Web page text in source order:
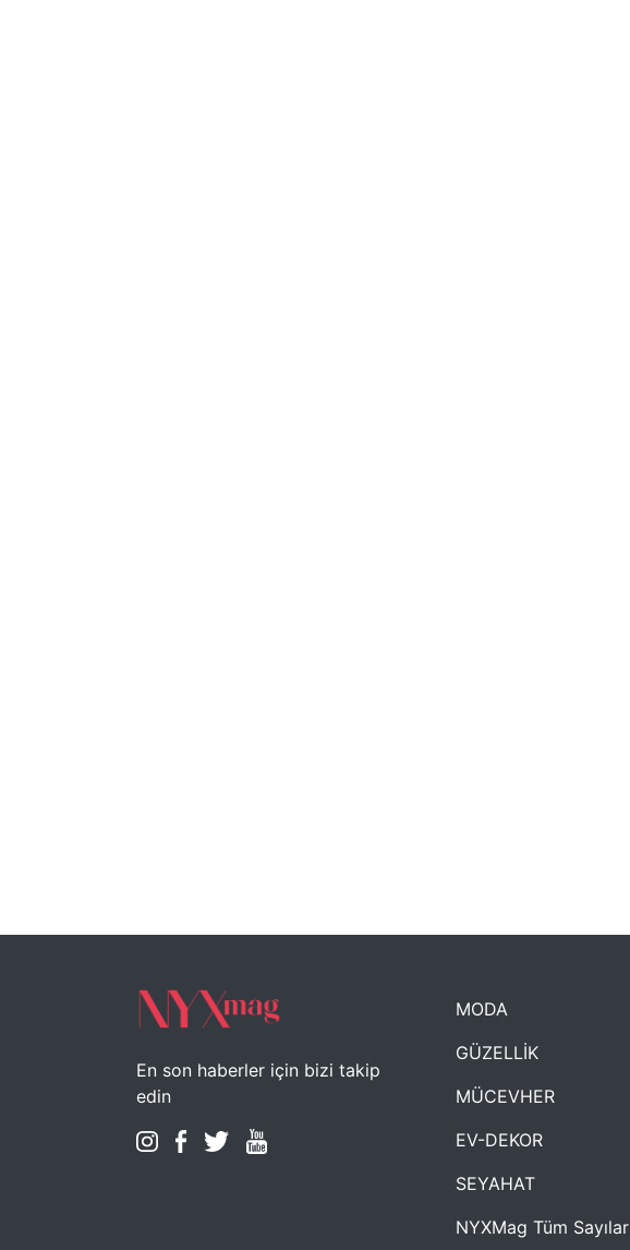
En son haberler için bizi takip
edin
MODA
GÜZELLİK
MÜCEVHER
EV-DEKOR
SEYAHAT
NYXMag Tüm Sayılar